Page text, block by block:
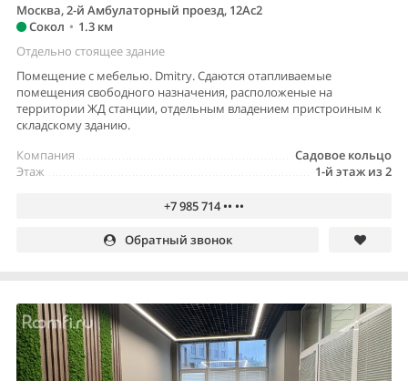
Москва, 2-й Амбулаторный проезд, 12Ас2
Сокол • 1.3 км
Отдельно стоящее здание
Помещение с мебелью. Dmitry. Сдаются отапливаемые
помещения свободного назначения, расположеные на
территории ЖД станции, отдельным владением пристроиным к
складскому зданию.
Садовое кольцо
Компания
1-й этаж из 2
Этаж
+7 985 714 •• ••
Обратный звонок